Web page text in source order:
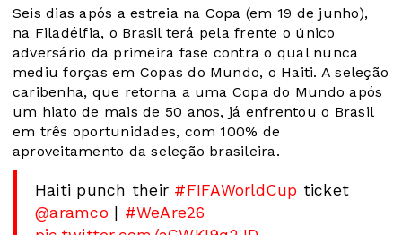
Seis dias após a estreia na Copa (em 19 de junho),
na Filadélfia, o Brasil terá pela frente o único
adversário da primeira fase contra o qual nunca
mediu forças em Copas do Mundo, o Haiti. A seleção
caribenha, que retorna a uma Copa do Mundo após
um hiato de mais de 50 anos, já enfrentou o Brasil
em três oportunidades, com 100% de
aproveitamento da seleção brasileira.
Haiti punch their #FIFAWorldCup ticket
️@aramco | #WeAre26